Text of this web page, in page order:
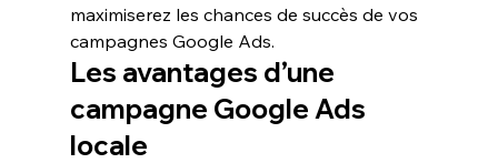
maximiserez les chances de succès de vos
campagnes Google Ads.
Les avantages d’une
campagne Google Ads
locale